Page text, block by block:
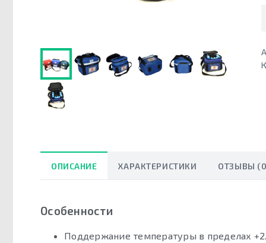
ОПИСАНИЕ ХАРАКТЕРИСТИКИ ОТЗЫВЫ
Особенности
Поддержание температуры в пределах